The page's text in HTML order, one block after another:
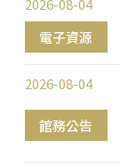
電子資源
2026-08-04
館務公告
2026-08-04